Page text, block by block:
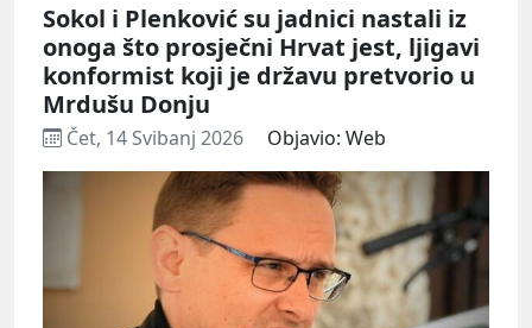
Sokol i Plenković su jadnici nastali iz
onoga što prosječni Hrvat jest, ljigavi
konformist koji je državu pretvorio u
Mrdušu Donju
Čet, 14 Svibanj 2026 Objavio: Web